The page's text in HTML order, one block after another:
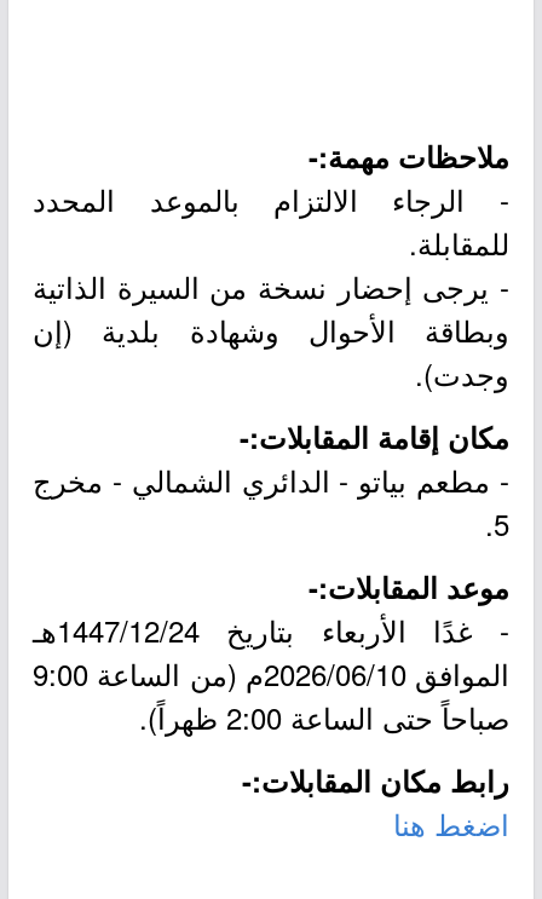
ملاحظات مهمة:-
- الرجاء الالتزام بالموعد المحدد
للمقابلة.
- يرجى إحضار نسخة من السيرة الذاتية
وبطاقة الأحوال وشهادة بلدية (إن
وجدت).
مكان إقامة المقابلات:-
- مطعم بياتو - الدائري الشمالي - مخرج
5.
موعد المقابلات:-
- غدًا الأربعاء بتاريخ 1447/12/24هـ
الموافق 2026/06/10م (من الساعة 9:00
صباحاً حتى الساعة 2:00 ظهراً).
رابط مكان المقابلات:-
اضغط هنا